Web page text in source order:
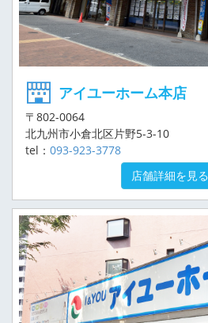
アイユーホーム本店
〒802-0064
北九州市小倉北区片野5-3-10
tel： 093-923-3778
店舗詳細を見る